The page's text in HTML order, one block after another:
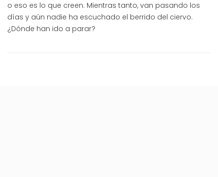
o eso es lo que creen. Mientras tanto, van pasando los
días y aún nadie ha escuchado el berrido del ciervo.
¿Dónde han ido a parar?